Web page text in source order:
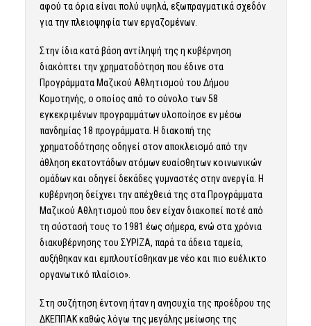
αφού τα όρια είναι πολύ υψηλά, εξωπραγματικά σχεδόν
για την πλειοψηφία των εργαζομένων.
Στην ίδια κατά βάση αντίληψή της η κυβέρνηση
διακόπτει την χρηματοδότηση που έδινε στα
Προγράμματα Μαζικού Αθλητισμού του Δήμου
Κομοτηνής, ο οποίος από το σύνολο των 58
εγκεκριμένων προγραμμάτων υλοποίησε εν μέσω
πανδημίας 18 προγράμματα. Η διακοπή της
χρηματοδότησης οδηγεί στον αποκλεισμό από την
άθληση εκατοντάδων ατόμων ευαίσθητων κοινωνικών
ομάδων και οδηγεί δεκάδες γυμναστές στην ανεργία. Η
κυβέρνηση δείχνει την απέχθειά της στα Προγράμματα
Μαζικού Αθλητισμού που δεν είχαν διακοπεί ποτέ από
τη σύστασή τους το 1981 έως σήμερα, ενώ στα χρόνια
διακυβέρνησης του ΣΥΡΙΖΑ, παρά τα άδεια ταμεία,
αυξήθηκαν και εμπλουτίσθηκαν με νέο και πιο ευέλικτο
οργανωτικό πλαίσιο».
Στη συζήτηση έντονη ήταν η ανησυχία της προέδρου της
ΔΚΕΠΠΑΚ καθώς λόγω της μεγάλης μείωσης της